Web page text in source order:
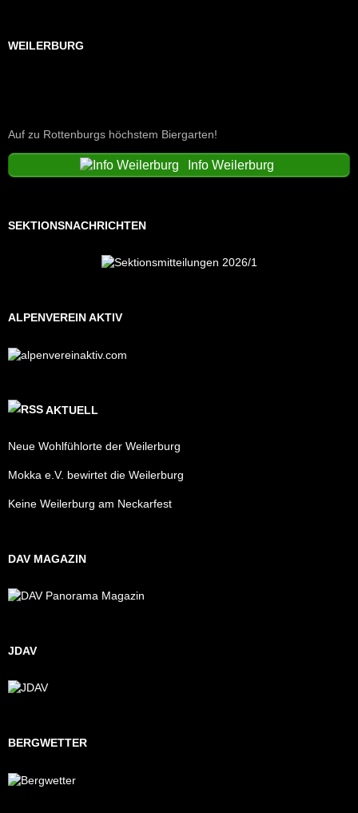
WEILERBURG
Auf zu Rottenburgs höchstem Biergarten!
Info Weilerburg
SEKTIONSNACHRICHTEN
ALPENVEREIN AKTIV
AKTUELL
Neue Wohlfühlorte der Weilerburg
Mokka e.V. bewirtet die Weilerburg
Keine Weilerburg am Neckarfest
DAV MAGAZIN
JDAV
BERGWETTER